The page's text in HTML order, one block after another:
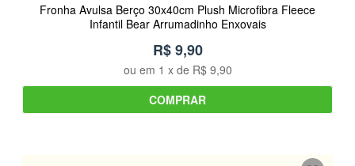
Fronha Avulsa Berço 30x40cm Plush Microfibra Fleece
Infantil Bear Arrumadinho Enxovais
R$ 9,90
ou em 1 x de R$ 9,90
COMPRAR